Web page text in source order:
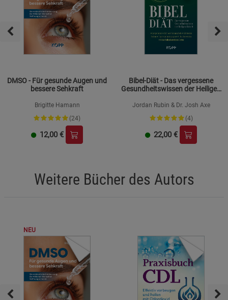
DMSO - Für gesunde Augen und
bessere Sehkraft
Brigitte Hamann
(24)
12,00 €
Bibel-Diät - Das vergessene
Gesundheitswissen der Heiligen
Jordan Rubin & Dr. Josh Axe
(4)
22,00 €
Weitere Bücher des Autors
NEU